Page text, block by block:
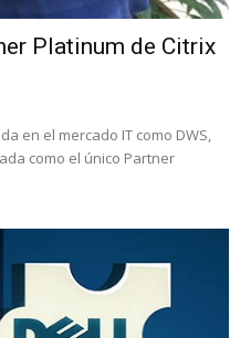
Platinum de Citrix
en el mercado IT como DWS,
como el único Partner